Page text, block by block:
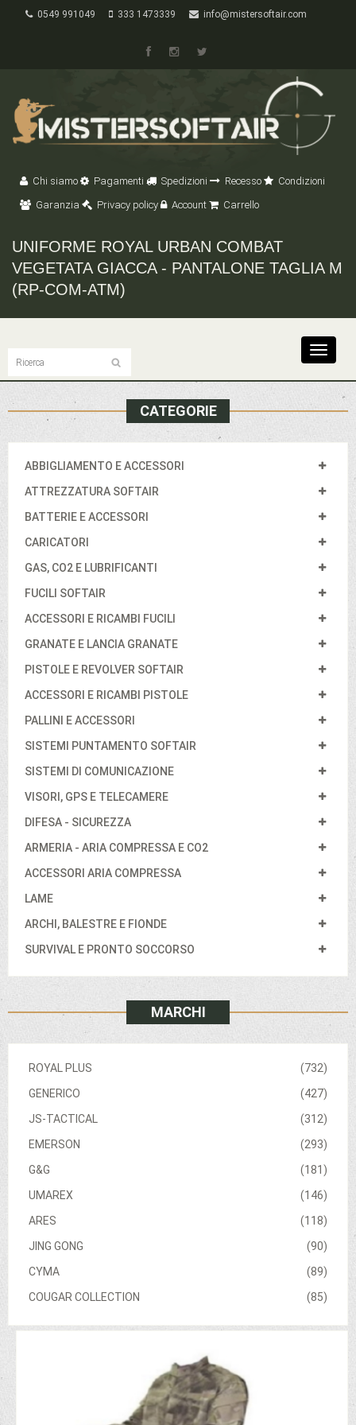
0549 991049 333 1473339 info@mistersoftair.com
Chi siamo Pagamenti Spedizioni Recesso
Condizioni
Garanzia
Privacy policy Account Carrello
UNIFORME ROYAL URBAN COMBAT
VEGETATA GIACCA - PANTALONE TAGLIA M
(RP-COM-ATM)
Toggle
CATEGORIE
ABBIGLIAMENTO E ACCESSORI
ATTREZZATURA SOFTAIR
BATTERIE E ACCESSORI
CARICATORI
GAS, CO2 E LUBRIFICANTI
FUCILI SOFTAIR
ACCESSORI E RICAMBI FUCILI
GRANATE E LANCIA GRANATE
PISTOLE E REVOLVER SOFTAIR
ACCESSORI E RICAMBI PISTOLE
PALLINI E ACCESSORI
SISTEMI PUNTAMENTO SOFTAIR
SISTEMI DI COMUNICAZIONE
VISORI, GPS E TELECAMERE
DIFESA - SICUREZZA
ARMERIA - ARIA COMPRESSA E CO2
ACCESSORI ARIA COMPRESSA
LAME
ARCHI, BALESTRE E FIONDE
SURVIVAL E PRONTO SOCCORSO
MARCHI
(732)
ROYAL PLUS
(427)
GENERICO
(312)
JS-TACTICAL
(293)
EMERSON
(181)
G&G
(146)
UMAREX
(118)
ARES
(90)
JING GONG
(89)
CYMA
(85)
COUGAR COLLECTION